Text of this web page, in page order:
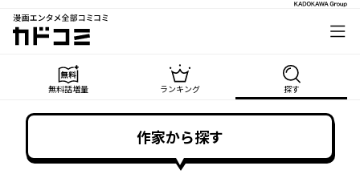
漫画エンタメ全部コミコミ
カドコミ
無料話増量 ランキング 探す
作家から探す